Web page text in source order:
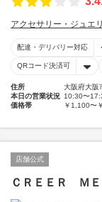
アクセサリー・ジュエ
配達・デリバリー対応
QRコード決済可
住所
大阪府大阪
本日の営業状況 10:30〜
価格帯
￥1,100〜
店舗公式
ＣＲＥＥＲ Ｍ